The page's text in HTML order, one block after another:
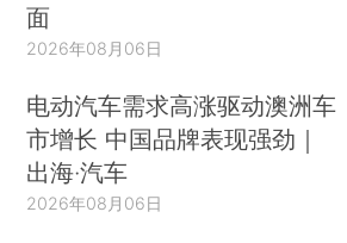
面
2026年08月06日
电动汽车需求高涨驱动澳洲车
市增长 中国品牌表现强劲｜
出海·汽车
2026年08月06日